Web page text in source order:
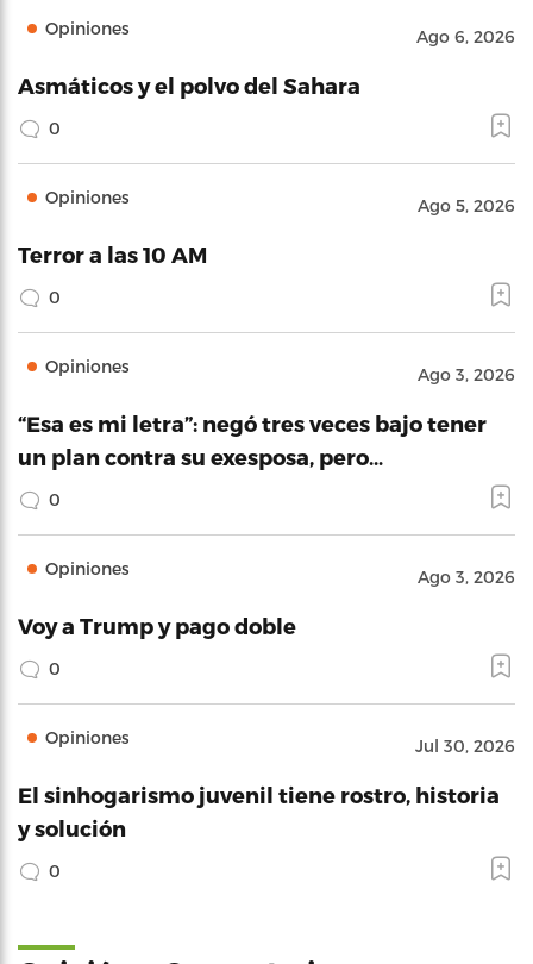
Opiniones Ago 6, 2026
Asmáticos y el polvo del Sahara
0
Opiniones Ago 5, 2026
Terror a las 10 AM
0
Opiniones Ago 3, 2026
“Esa es mi letra”: negó tres veces bajo tener
un plan contra su exesposa, pero…
0
Opiniones Ago 3, 2026
Voy a Trump y pago doble
0
Opiniones Jul 30, 2026
El sinhogarismo juvenil tiene rostro, historia
y solución
0